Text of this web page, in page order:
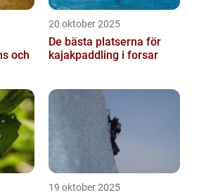
och
20 oktober 2025
De bästa platserna för
kajakpaddling i forsar
19 oktober 2025